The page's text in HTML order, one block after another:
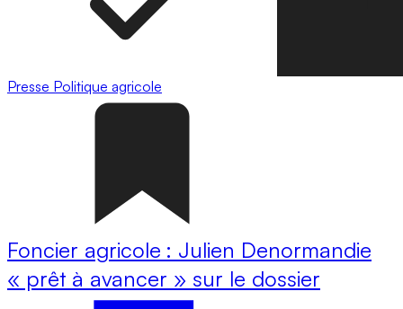
Presse Politique agricole
Foncier agricole : Julien Denormandie
« prêt à avancer » sur le dossier